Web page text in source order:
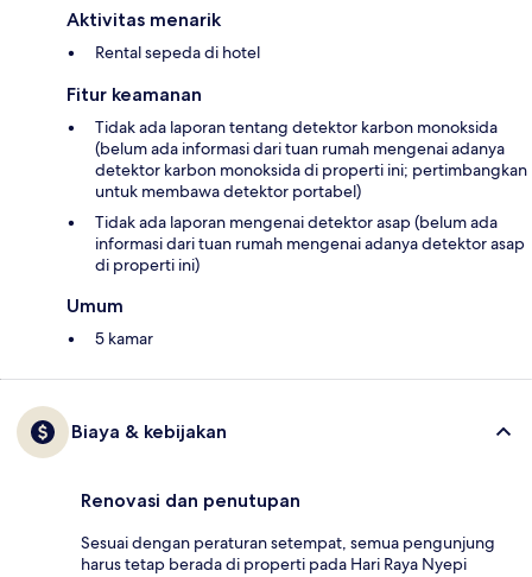
Aktivitas menarik
Rental sepeda di hotel
Fitur keamanan
Tidak ada laporan tentang detektor karbon monoksida
(belum ada informasi dari tuan rumah mengenai adanya
detektor karbon monoksida di properti ini; pertimbangkan
untuk membawa detektor portabel)
Tidak ada laporan mengenai detektor asap (belum ada
informasi dari tuan rumah mengenai adanya detektor asap
di properti ini)
Umum
5 kamar
Biaya & kebijakan
Renovasi dan penutupan
Sesuai dengan peraturan setempat, semua pengunjung
harus tetap berada di properti pada Hari Raya Nyepi